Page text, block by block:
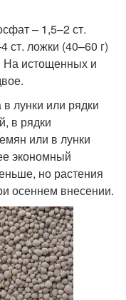
– 1,5–2 ст.
ст. ложки (40–60 г)
На истощенных и
лунки или рядки
в рядки
или в лунки
экономный
но растения
осеннем внесении.